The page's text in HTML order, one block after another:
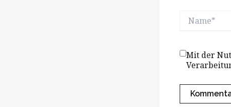
Mit der